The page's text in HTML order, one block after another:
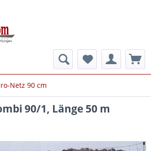
Netz 90 cm
90/1, Länge 50 m